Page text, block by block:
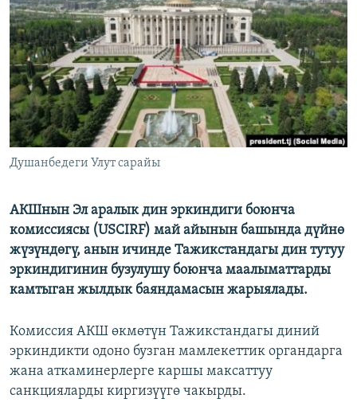
Душанбедеги Улут сарайы
АКШнын Эл аралык дин эркиндиги боюнча
комиссиясы (USCIRF) май айынын башында дүйнө
жүзүндөгү, анын ичинде Тажикстандагы дин тутуу
эркиндигинин бузулушу боюнча маалыматтарды
камтыган жылдык баяндамасын жарыялады.
Комиссия АКШ өкмөтүн Тажикстандагы диний
эркиндикти одоно бузган мамлекеттик органдарга
жана аткаминерлерге каршы максаттуу
санкцияларды киргизүүгө чакырды.